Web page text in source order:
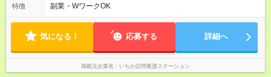
ほぼ無し
特徴 副業・WワークOK
気になる！ 応募する 詳細へ
掲載元企業名 いちか訪問看護ステーション